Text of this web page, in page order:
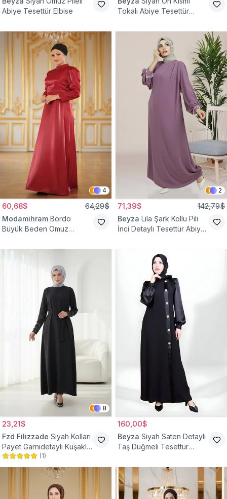
Abiye Tesettür Elbise
Tokalı Abiye Tesettür
4
60,68$ 64,29$
Modamihram Bordo
Büyük Beden Omuz
2
71,39$ 142,79$
Beyza Lila Şark Kollu Pili
İnci Detaylı Tesettür Abiye
8
23,21$
Fzd Filizzade Siyah Kolları
Payet Garnidetaylı Kuşaklı
Abiye Elbise
(1)
160,00$
Beyza Siyah Saten Detaylı
Taş Düğmeli Tesettür